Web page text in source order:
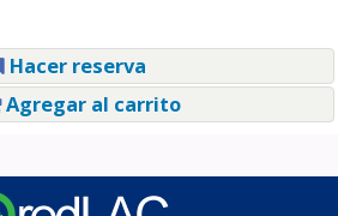
Hacer reserva
Agregar al carrito